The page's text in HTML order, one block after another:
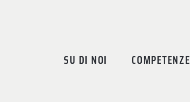
SU DI NOI COMPETENZE